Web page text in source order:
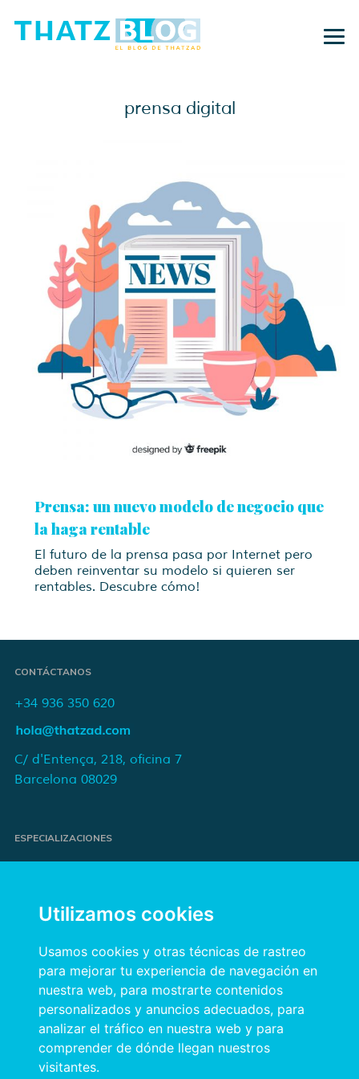
Utilizamos cookies
Usamos cookies y otras técnicas de rastreo
para mejorar tu experiencia de navegación en
nuestra web, para mostrarte contenidos
personalizados y anuncios adecuados, para
analizar el tráfico en nuestra web y para
comprender de dónde llegan nuestros
visitantes.
prensa digital
Prensa: un nuevo modelo de negocio que
la haga rentable
El futuro de la prensa pasa por Internet pero
deben reinventar su modelo si quieren ser
rentables. Descubre cómo!
CONTÁCTANOS
+34 936 350 620
C/ d'Entença, 218, oficina 7
Barcelona 08029
ESPECIALIZACIONES
Publicidad online orientada a resultados
INFORMACIÓN
Política de privacidad
Política de cookies
Aviso legal